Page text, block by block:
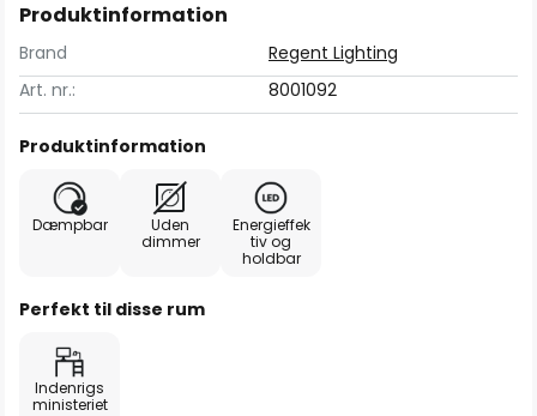
Produktinformation
Brand
Regent Lighting
Art. nr.:
8001092
Produktinformation
Dæmpbar
Uden
dimmer
Energieffek
tiv og
holdbar
Perfekt til disse rum
Indenrigs
ministeriet